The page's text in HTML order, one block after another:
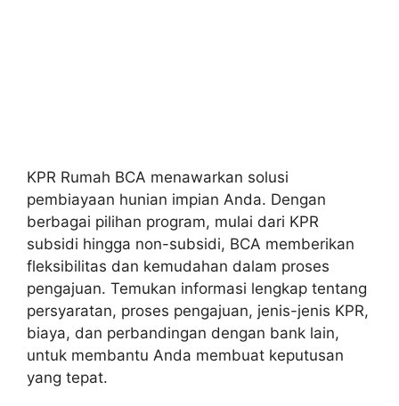
KPR Rumah BCA menawarkan solusi
pembiayaan hunian impian Anda. Dengan
berbagai pilihan program, mulai dari KPR
subsidi hingga non-subsidi, BCA memberikan
fleksibilitas dan kemudahan dalam proses
pengajuan. Temukan informasi lengkap tentang
persyaratan, proses pengajuan, jenis-jenis KPR,
biaya, dan perbandingan dengan bank lain,
untuk membantu Anda membuat keputusan
yang tepat.